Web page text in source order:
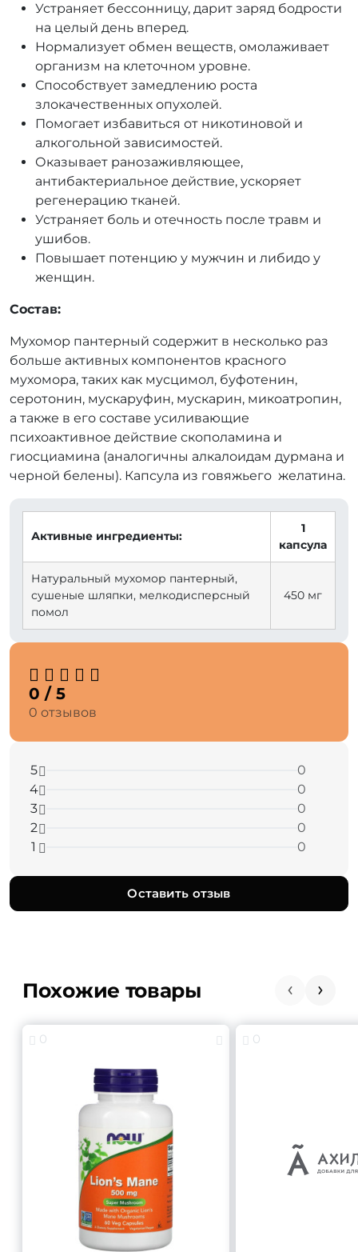
Устраняет бессонницу, дарит заряд бодрости
на целый день вперед.
Нормализует обмен веществ, омолаживает
организм на клеточном уровне.
Способствует замедлению роста
злокачественных опухолей.
Помогает избавиться от никотиновой и
алкогольной зависимостей.
Оказывает ранозаживляющее,
антибактериальное действие, ускоряет
регенерацию тканей.
Устраняет боль и отечность после травм и
ушибов.
Повышает потенцию у мужчин и либидо у
женщин.
Состав:
Мухомор пантерный содержит в несколько раз
больше активных компонентов красного
мухомора, таких как мусцимол, буфотенин,
серотонин, мускаруфин, мускарин, микоатропин,
а также в его составе усиливающие
психоактивное действие скополамина и
гиосциамина (аналогичны алкалоидам дурмана и
черной белены). Капсула из говяжьего желатина.
Активные ингредиенты:
1
капсула
Натуральный мухомор пантерный,
сушеные шляпки, мелкодисперсный
помол
450 мг
0 / 5
0 отзывов
5
0
4
0
3
0
2
0
1
0
Оставить отзыв
Похожие товары
0 0